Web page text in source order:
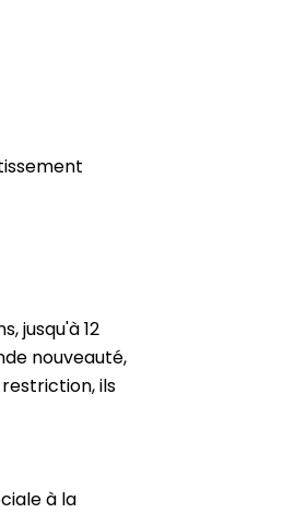
jusqu'à 12
nouveauté,
ils
à la